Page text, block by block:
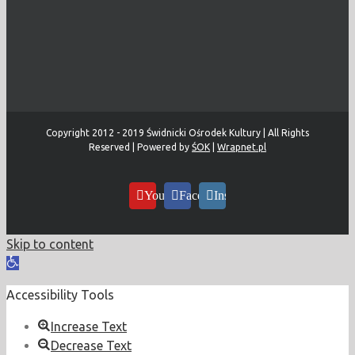
Copyright 2012 - 2019 Świdnicki Ośrodek Kultury | All Rights
Reserved | Powered by ŚOK Wrapnet.pl
YouTubeFacebookInstagram
Skip to content
Open
Accessibility Tools
Increase Text
Decrease Text